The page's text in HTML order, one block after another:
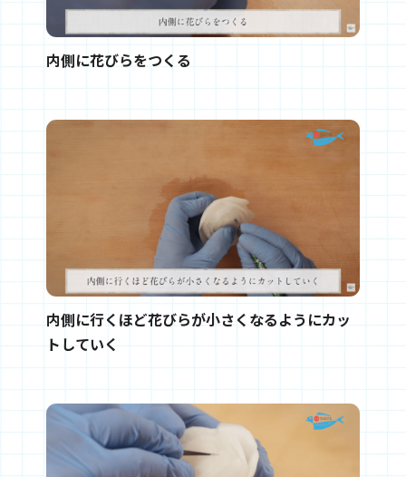
内側に花びらをつくる
内側に行くほど花びらが小さくなるようにカッ
トしていく